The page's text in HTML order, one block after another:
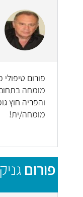
פורום
מומחה בתחום
והפריה חוץ
מומחה/ית!
פורום